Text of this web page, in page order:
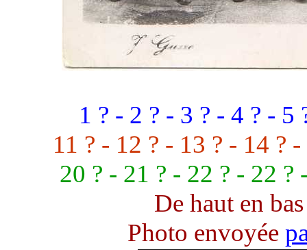
1 ? - 2 ? - 3 ? - 4 ? - 5
11 ? - 12 ? - 13 ? - 14 ?
20 ? - 21 ? - 22 ? - 22 ?
De haut en
Photo envoyée